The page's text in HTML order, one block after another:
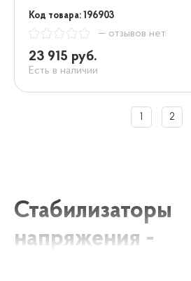
Код товара: 196903
— отзывов нет
23 915 руб.
Есть в наличии
1 2
Стабилизаторы
напряжения -